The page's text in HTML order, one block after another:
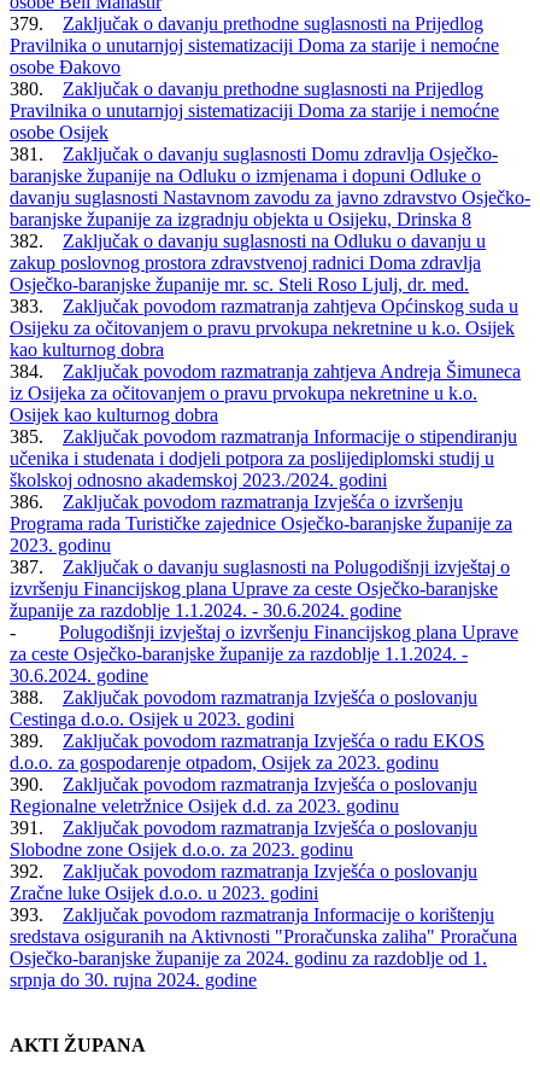
379. Zaključak o davanju prethodne suglasnosti na Prijedlog
Pravilnika o unutarnjoj sistematizaciji Doma za starije i nemoćne
osobe Đakovo
380. Zaključak o davanju prethodne suglasnosti na Prijedlog
Pravilnika o unutarnjoj sistematizaciji Doma za starije i nemoćne
osobe Osijek
381. Zaključak o davanju suglasnosti Domu zdravlja Osječko-
baranjske županije na Odluku o izmjenama i dopuni Odluke o
davanju suglasnosti Nastavnom zavodu za javno zdravstvo Osječko-
baranjske županije za izgradnju objekta u Osijeku, Drinska 8
382. Zaključak o davanju suglasnosti na Odluku o davanju u
zakup poslovnog prostora zdravstvenoj radnici Doma zdravlja
Osječko-baranjske županije mr. sc. Steli Roso Ljulj, dr. med.
383. Zaključak povodom razmatranja zahtjeva Općinskog suda u
Osijeku za očitovanjem o pravu prvokupa nekretnine u k.o. Osijek
kao kulturnog dobra
384. Zaključak povodom razmatranja zahtjeva Andreja Šimuneca
iz Osijeka za očitovanjem o pravu prvokupa nekretnine u k.o.
Osijek kao kulturnog dobra
385. Zaključak povodom razmatranja Informacije o stipendiranju
učenika i studenata i dodjeli potpora za poslijediplomski studij u
školskoj odnosno akademskoj 2023./2024. godini
386. Zaključak povodom razmatranja Izvješća o izvršenju
Programa rada Turističke zajednice Osječko-baranjske županije za
2023. godinu
387. Zaključak o davanju suglasnosti na Polugodišnji izvještaj o
izvršenju Financijskog plana Uprave za ceste Osječko-baranjske
županije za razdoblje 1.1.2024. - 30.6.2024. godine
- Polugodišnji izvještaj o izvršenju Financijskog plana Uprave
za ceste Osječko-baranjske županije za razdoblje 1.1.2024. -
30.6.2024. godine
388. Zaključak povodom razmatranja Izvješća o poslovanju
Cestinga d.o.o. Osijek u 2023. godini
389. Zaključak povodom razmatranja Izvješća o radu EKOS
d.o.o. za gospodarenje otpadom, Osijek za 2023. godinu
390. Zaključak povodom razmatranja Izvješća o poslovanju
Regionalne veletržnice Osijek d.d. za 2023. godinu
391. Zaključak povodom razmatranja Izvješća o poslovanju
Slobodne zone Osijek d.o.o. za 2023. godinu
392. Zaključak povodom razmatranja Izvješća o poslovanju
Zračne luke Osijek d.o.o. u 2023. godini
393. Zaključak povodom razmatranja Informacije o korištenju
sredstava osiguranih na Aktivnosti "Proračunska zaliha" Proračuna
Osječko-baranjske županije za 2024. godinu za razdoblje od 1.
srpnja do 30. rujna 2024. godine
AKTI ŽUPANA